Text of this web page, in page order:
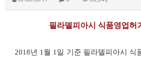
필라델피아시 식품영업허
2018년 1 월 1 일 기준 필라델피아시 식